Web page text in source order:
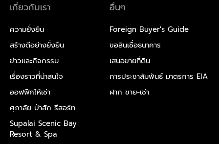
เกี่ยวกับเรา
ความยั่งยืน
สร้างดีอย่างยั่งยืน
ข่าวและกิจกรรม
เรื่องราวที่น่าสนใจ
ออฟฟิศให้เช่า
ศุภาลัย ป่าสัก รีสอร์ท
Supalai Scenic Bay
Resort & Spa
อื่นๆ
Foreign Buyer's Guide
ขอสินเชื่อธนาคาร
เสนอขายที่ดิน
การประชาสัมพันธ์ มาตรการ EIA
ฝาก ขาย-เช่า